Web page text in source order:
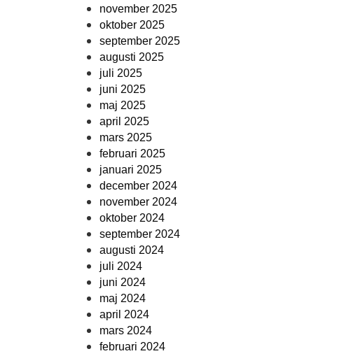
november 2025
oktober 2025
september 2025
augusti 2025
juli 2025
juni 2025
maj 2025
april 2025
mars 2025
februari 2025
januari 2025
december 2024
november 2024
oktober 2024
september 2024
augusti 2024
juli 2024
juni 2024
maj 2024
april 2024
mars 2024
februari 2024